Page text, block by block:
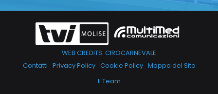
WEB CREDITS: CIROCARNEVALE
Contatti Privacy Policy Cookie Policy Mappa del Sito
Il Team